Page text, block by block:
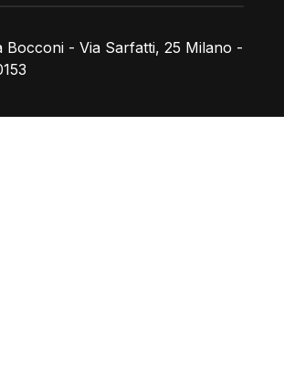
- Via Sarfatti, 25 Milano -